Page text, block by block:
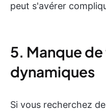
peut s'avérer
5. Manque
dynamiques
Si vous recherchez